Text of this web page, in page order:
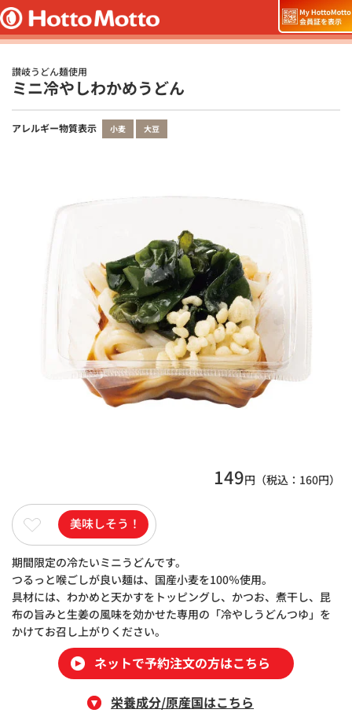
讃岐うどん麺使用
ミニ冷やしわかめうどん
アレルギー物質表示 小麦 大豆
149円（税込： 160円）
美味しそう！
期間限定の冷たいミニうどんです。
つるっと喉ごしが良い麺は、国産小麦を100％使用。
具材には、わかめと天かすをトッピングし、かつお、煮干し、昆
布の旨みと生姜の風味を効かせた専用の「冷やしうどんつゆ」を
かけてお召し上がりください。
ネットで予約注文の方はこちら
栄養成分/原産国はこちら